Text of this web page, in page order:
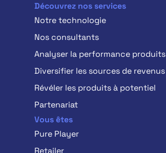
Découvrez nos services
Notre technologie
Nos consultants
Analyser la performance produits
Diversifier les sources de revenus
Révéler les produits à potentiel
Partenariat
Vous êtes
Pure Player
Retailer